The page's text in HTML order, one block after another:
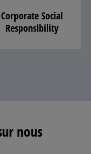
Corporate Social
Responsibility
nous